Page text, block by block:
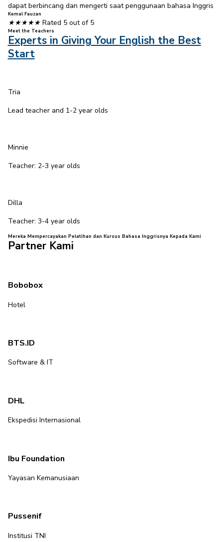
dapat berbincang dan mengerti saat penggunaan bahasa Inggris
Kemal Fauzan
★★★★★ Rated 5 out of 5
Meet the Teachers
Experts in Giving Your English the Best
Start
Tria
Lead teacher and 1-2 year olds
Minnie
Teacher: 2-3 year olds
Dilla
Teacher: 3-4 year olds
Mereka Mempercayakan Pelatihan dan Kursus Bahasa Inggrisnya Kepada Kami
Partner Kami
Bobobox
Hotel
BTS.ID
Software & IT
DHL
Ekspedisi Internasional
Ibu Foundation
Yayasan Kemanusiaan
Pussenif
Institusi TNI